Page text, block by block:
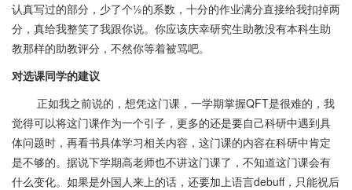
认真写过的部分，少了个½的系数，十分的作业满分直接给我扣掉两
分，真给我整笑了我跟你说。你应该庆幸研究生助教没有本科生助
教那样的助教评分，不然你等着被骂吧。
对选课同学的建议
正如我之前说的，想凭这门课，一学期掌握QFT是很难的，我
觉得可以将这门课作为一个引子，更多的还是要自己科研中遇到具
体问题时，再看书具体学习相关内容，这门课的内容在科研中肯定
是不够的。据说下学期高老师也不讲这门课了，不知道这门课会有
什么变化。如果是外国人来上的话，还要加上语言debuff，只能祝后